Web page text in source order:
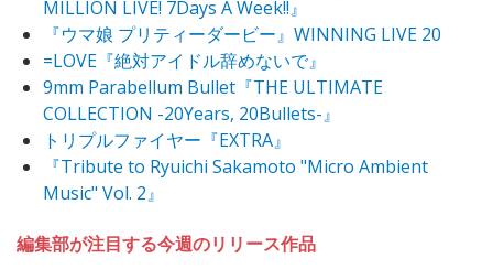
MILLION LIVE! 7Days A Week!!』
『ウマ娘 プリティーダービー』WINNING LIVE 20
=LOVE『絶対アイドル辞めないで』
9mm Parabellum Bullet『THE ULTIMATE
COLLECTION -20Years, 20Bullets-』
トリプルファイヤー『EXTRA』
『Tribute to Ryuichi Sakamoto "Micro Ambient
Music" Vol. 2』
編集部が注目する今週のリリース作品